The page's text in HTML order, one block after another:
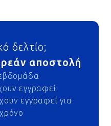
δελτίο;
αποστολή
εγγραφεί
εγγραφεί για